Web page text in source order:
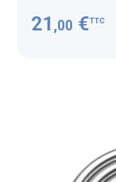
21 ,00 €TTC